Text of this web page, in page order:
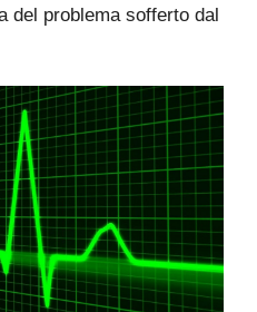
del problema sofferto dal